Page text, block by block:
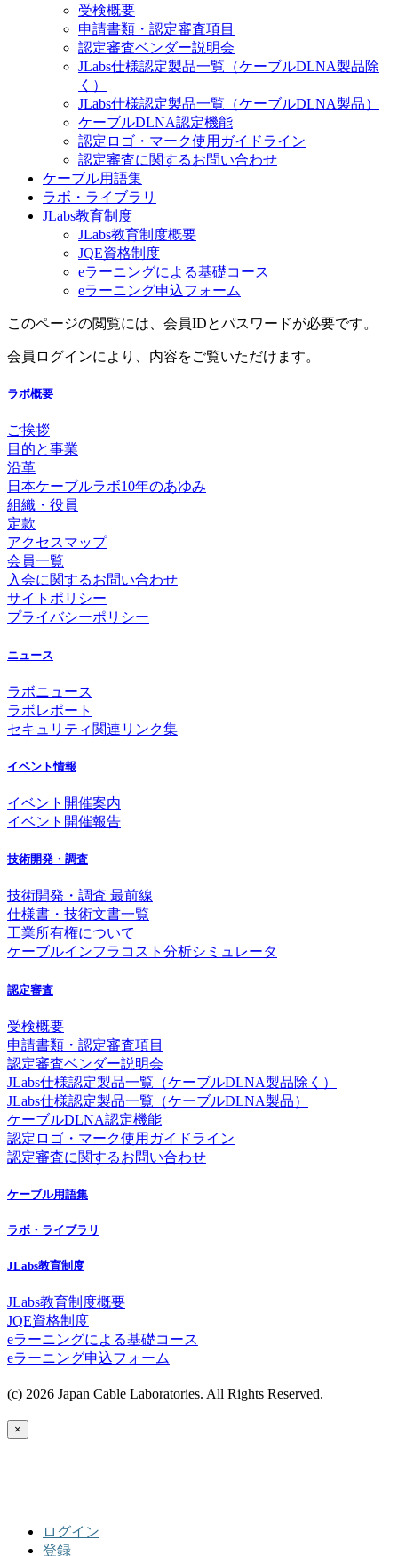
受検概要
申請書類・認定審査項目
認定審査ベンダー説明会
JLabs仕様認定製品一覧（ケーブルDLNA製品除
く）
JLabs仕様認定製品一覧（ケーブルDLNA製品）
ケーブルDLNA認定機能
認定ロゴ・マーク使用ガイドライン
認定審査に関するお問い合わせ
ケーブル用語集
ラボ・ライブラリ
JLabs教育制度
JLabs教育制度概要
JQE資格制度
eラーニングによる基礎コース
eラーニング申込フォーム
このページの閲覧には、会員IDとパスワードが必要です。
会員ログインにより、内容をご覧いただけます。
ラボ概要
ご挨拶
目的と事業
沿革
日本ケーブルラボ10年のあゆみ
組織・役員
定款
アクセスマップ
会員一覧
入会に関するお問い合わせ
サイトポリシー
プライバシーポリシー
ニュース
ラボニュース
ラボレポート
セキュリティ関連リンク集
イベント情報
イベント開催案内
イベント開催報告
技術開発・調査
技術開発・調査 最前線
仕様書・技術文書一覧
工業所有権について
ケーブルインフラコスト分析シミュレータ
認定審査
受検概要
申請書類・認定審査項目
認定審査ベンダー説明会
JLabs仕様認定製品一覧（ケーブルDLNA製品除く）
JLabs仕様認定製品一覧（ケーブルDLNA製品）
ケーブルDLNA認定機能
認定ロゴ・マーク使用ガイドライン
認定審査に関するお問い合わせ
ケーブル用語集
ラボ・ライブラリ
JLabs教育制度
JLabs教育制度概要
JQE資格制度
eラーニングによる基礎コース
eラーニング申込フォーム
(c) 2026 Japan Cable Laboratories. All Rights Reserved.
×
ログイン
登録